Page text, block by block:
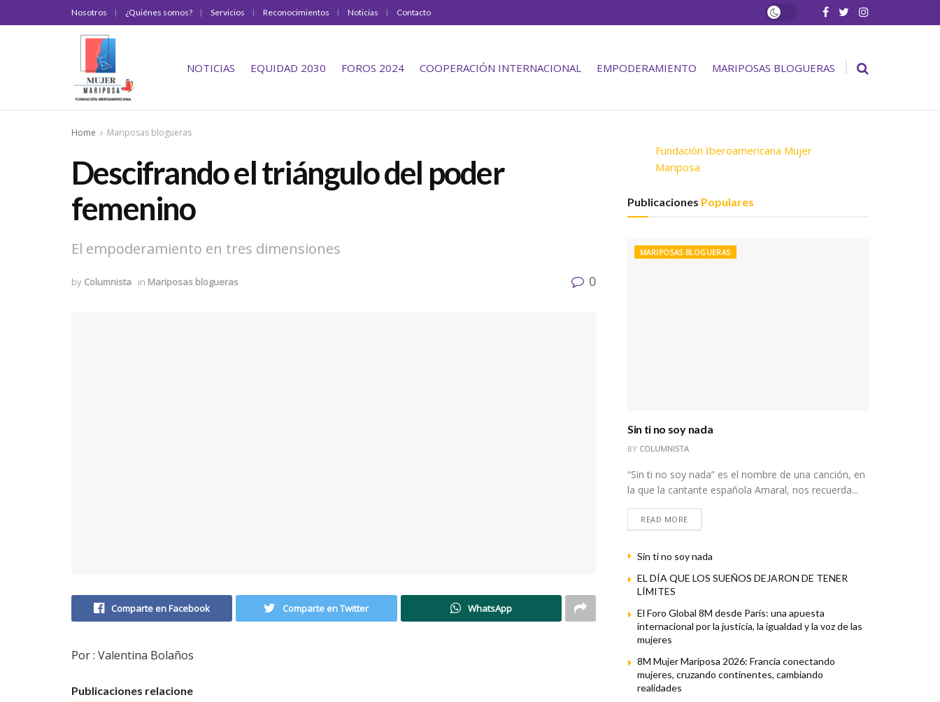
Nosotros ¿Quiénes somos? Servicios Reconocimientos Noticias Contacto
NOTICIAS EQUIDAD 2030 FOROS 2024 COOPERACIÓN INTERNACIONAL EMPODERAMIENTO MARIPOSAS BLOGUERAS
Home Mariposas blogueras
Descifrando el triángulo del poder
femenino
El empoderamiento en tres dimensiones
by Columnista in Mariposas blogueras 0
Comparte en Facebook Comparte en Twitter WhatsApp
Por : Valentina Bolaños
Publicaciones relacione
Fundación Iberoamericana Mujer
Mariposa
Publicaciones Populares
MARIPOSAS BLOGUERAS
Sin ti no soy nada
BY COLUMNISTA
“Sin ti no soy nada” es el nombre de una canción, en
la que la cantante española Amaral, nos recuerda...
READ MORE
Sin ti no soy nada
EL DÍA QUE LOS SUEÑOS DEJARON DE TENER
LÍMITES
El Foro Global 8M desde París: una apuesta
internacional por la justicia, la igualdad y la voz de las
mujeres
8M Mujer Mariposa 2026: Francia conectando
mujeres, cruzando continentes, cambiando
realidades